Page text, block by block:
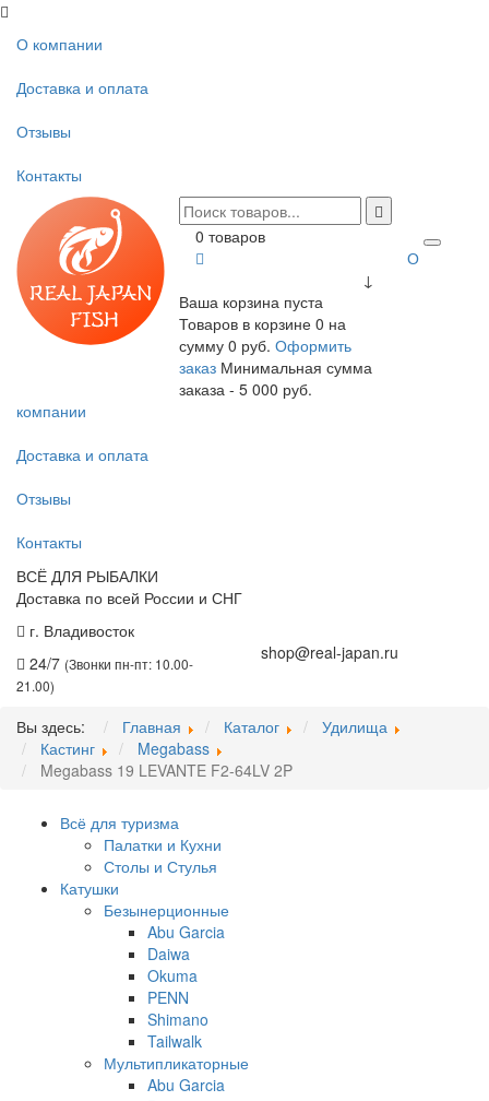
О компании
Доставка и оплата
Отзывы
Контакты
0 товаров
↓
Ваша корзина пуста
Товаров в корзине0 на
сумму0 руб. Оформить
заказ Минимальная сумма
заказа - 5 000 руб.
О
компании
Доставка и оплата
Отзывы
Контакты
ВСЁ ДЛЯ РЫБАЛКИ
Доставка по всей России и СНГ
г. Владивосток
24/7 (Звонки пн-пт: 10.00-
21.00)
shop@real-japan.ru
Вы здесь: Главная Каталог
Удилища
Кастинг
Megabass
Megabass 19 LEVANTE F2-64LV 2P
Всё для туризма
Палатки и Кухни
Столы и Стулья
Катушки
Безынерционные
Abu Garcia
Daiwa
Okuma
PENN
Shimano
Tailwalk
Мультипликаторные
Abu Garcia